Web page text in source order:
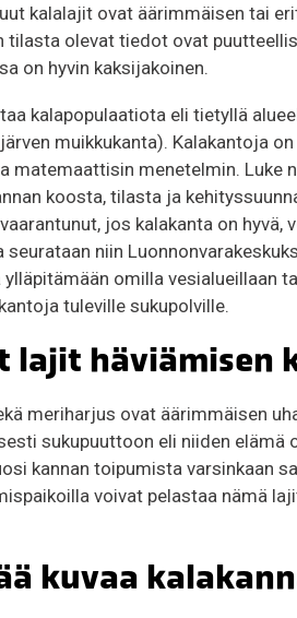
kalalajit ovat äärimmäisen tai
tilasta olevat tiedot ovat
on hyvin kaksijakoinen.
kalapopulaatiota eli tietyllä
muikkukanta). Kalakantoja
matemaattisin menetelmin. Luke
koosta, tilasta ja
jos kalakanta on hyvä,
niin
omilla vesialueillaan
tuleville sukupolville.
lajit häviämisen
meriharjus ovat äärimmäisen
sukupuuttoon eli niiden elämä
kannan toipumista varsinkaan
voivat pelastaa nämä
kuvaa